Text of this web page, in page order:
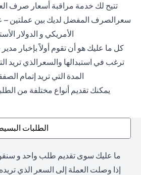
تتيح لك خدمة مراقبة أسعار صرف
سعرالصرف المفضل لديك بين عملتين –
الأمريكي و الدولار
كل ما عليك هو أن تقوم أولاً بإخبار
ترغب في استبدالها والسعرالذي تريد
المدة التي تريد إتمام
يمكنك تقديم أنواع مختلفة من
الطلبات
ما عليك سوى تقديم طلب واحد و
إذا وصلت العملة إلى السعر الذي